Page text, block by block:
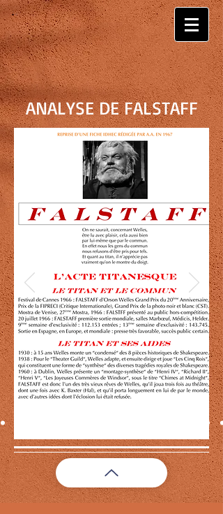
ANALYSE DE FALSTAFF